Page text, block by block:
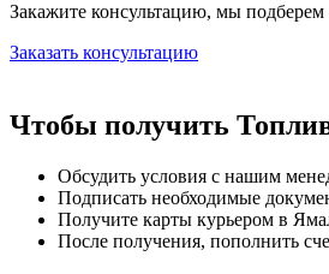
Закажите консультацию, мы подберем
Заказать консультацию
Чтобы получить
Обсудить условия с нашим
Подписать необходимые
Получите карты курьером в
После получения, пополнить